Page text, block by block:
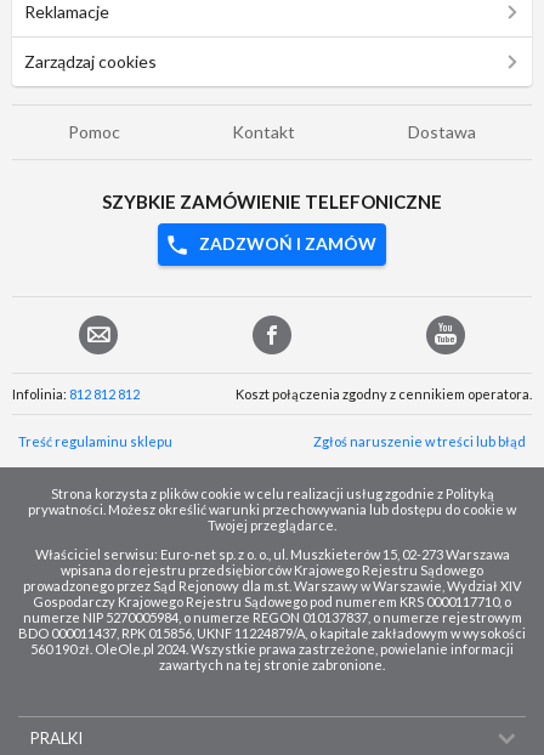
Reklamacje
Zarządzaj cookies
Pomoc Kontakt Dostawa
SZYBKIE ZAMÓWIENIE TELEFONICZNE
ZADZWOŃ I ZAMÓW
Infolinia: 812 812 812 Koszt połączenia zgodny z cennikiem operatora.
Treść regulaminu sklepu Zgłoś naruszenie w treści lub błąd
Strona korzysta z plików cookie w celu realizacji usług zgodnie z Polityką
prywatności. Możesz określić warunki przechowywania lub dostępu do cookie w
Twojej przeglądarce.
Właściciel serwisu: Euro-net sp. z o. o., ul. Muszkieterów 15, 02-273 Warszawa
wpisana do rejestru przedsiębiorców Krajowego Rejestru Sądowego
prowadzonego przez Sąd Rejonowy dla m.st. Warszawy w Warszawie, Wydział XIV
Gospodarczy Krajowego Rejestru Sądowego pod numerem KRS 0000117710, o
numerze NIP 5270005984, o numerze REGON 010137837, o numerze rejestrowym
BDO 000011437, RPK 015856, UKNF 11224879/A, o kapitale zakładowym w wysokości
560 190 zł. OleOle.pl 2024. Wszystkie prawa zastrzeżone, powielanie informacji
zawartych na tej stronie zabronione.
PRALKI